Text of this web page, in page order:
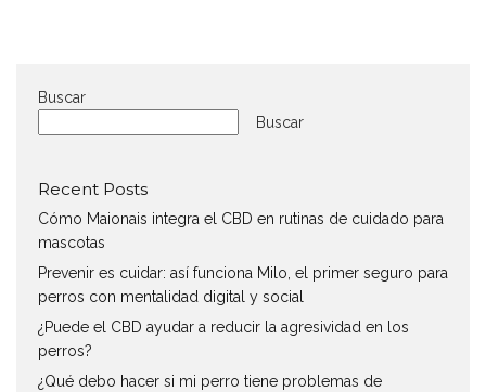
Buscar
Buscar
Recent Posts
Cómo Maionais integra el CBD en rutinas de cuidado para
mascotas
Prevenir es cuidar: así funciona Milo, el primer seguro para
perros con mentalidad digital y social
¿Puede el CBD ayudar a reducir la agresividad en los
perros?
¿Qué debo hacer si mi perro tiene problemas de